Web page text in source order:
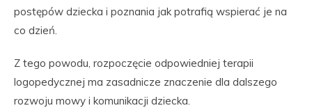
postępów dziecka i poznania jak potrafią wspierać je na
co dzień.
Z tego powodu, rozpoczęcie odpowiedniej terapii
logopedycznej ma zasadnicze znaczenie dla dalszego
rozwoju mowy i komunikacji dziecka.